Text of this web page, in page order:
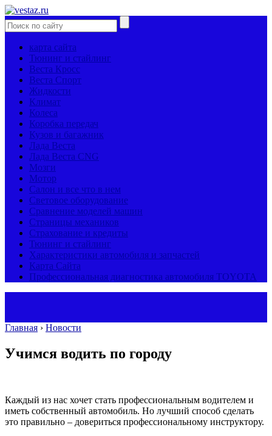
карта сайта
Тюнинг и стайлинг
Веста Кросс
Веста Спорт
Жидкости
Климат
Колеса
Коробка передач
Кузов и багажник
Лада Веста
Лада Веста CNG
Мозги
Мотор
Салон и все что в нем
Световое оборудование
Сравнение моделей машин
Страницы механиков
Страхование и кредиты
Тюнинг и стайлинг
Характеристики автомобиля и запчастей
Карта Сайта
Профессиональная диагностика автомобиля TOYOTA
Главная › Новости
Учимся водить по городу
Каждый из нас хочет стать профессиональным водителем и
иметь собственный автомобиль. Но лучший способ сделать
это правильно – довериться профессиональному инструктору.